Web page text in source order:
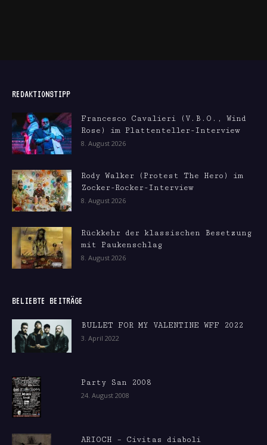
REDAKTIONSTIPP
Francesco Cavalieri (V.B.O., Wind
Rose) im Plattenteller-Interview
8. August 2026
Rody Walker (Protest The Hero) im
Zocker-Rocker-Interview
8. August 2026
Rückkehr der klassischen Besetzung
mit Paukenschlag
8. August 2026
BELIEBTE BEITRÄGE
BULLET FOR MY VALENTINE WFF 2022
3. April 2022
Party San 2008
24. August 2008
ARIOCH – Civitas diaboli